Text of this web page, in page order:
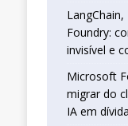
Foundry:
invisível e
Microsoft
migrar do
IA em